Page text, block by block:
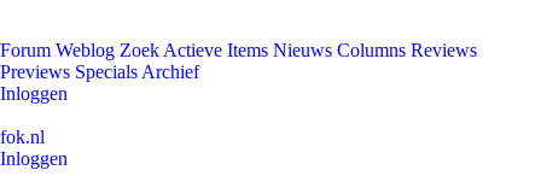
Forum Weblog Zoek Actieve Items Nieuws Columns Reviews
Previews Specials Archief
Inloggen
fok.nl
Inloggen